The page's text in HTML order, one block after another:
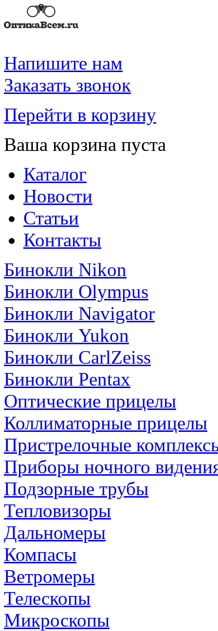
Напишите нам
Заказать звонок
Перейти в корзину
Ваша корзина пуста
Каталог
Новости
Статьи
Контакты
Бинокли Nikon
Бинокли Olympus
Бинокли Navigator
Бинокли Yukon
Бинокли CarlZeiss
Бинокли Pentax
Оптические прицелы
Коллиматорные прицелы
Пристрелочные
Приборы ночного
Подзорные трубы
Тепловизоры
Дальномеры
Компасы
Ветромеры
Телескопы
Микроскопы